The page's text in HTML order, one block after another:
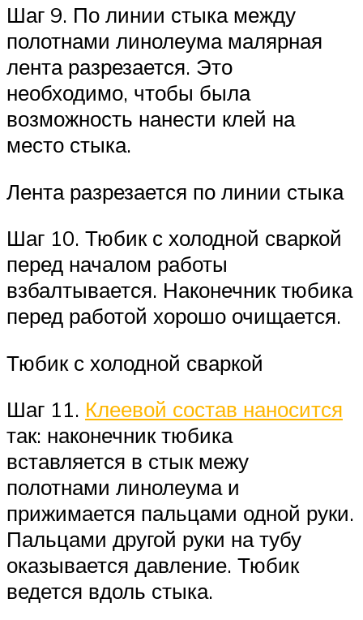
Шаг 9. По линии стыка между
полотнами линолеума малярная
лента разрезается. Это
необходимо, чтобы была
возможность нанести клей на
место стыка.
Лента разрезается по линии стыка
Шаг 10. Тюбик с холодной сваркой
перед началом работы
взбалтывается. Наконечник тюбика
перед работой хорошо очищается.
Тюбик с холодной сваркой
Шаг 11. Клеевой состав наносится
так: наконечник тюбика
вставляется в стык межу
полотнами линолеума и
прижимается пальцами одной руки.
Пальцами другой руки на тубу
оказывается давление. Тюбик
ведется вдоль стыка.